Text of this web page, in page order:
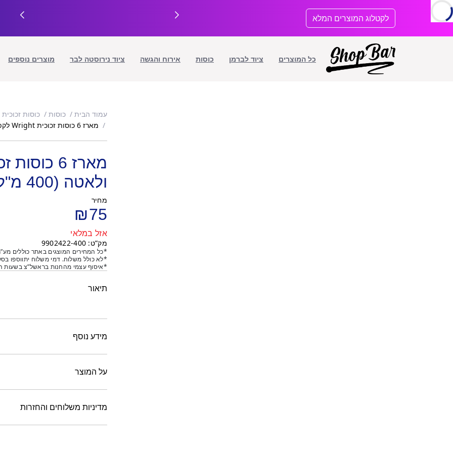
לתוכן
לקטלוג המוצרים המלא
כל המוצרים ציוד לברמן כוסות אירוח והגשה ציוד נירוסטה לבר מוצרים נוספים
עמוד הבית כוסות כוסות זכוכית
מארז 6 כוסות זכוכית Wright לקפה קר ולאטה (400 מ"ל)
ולאטה (400 מ"ל)
מחיר
₪75
אזל במלאי
מק”ט: 9902422-400
*כל המחירים המוצגים באתר כוללים
*לא כולל משלוח. דמי משלוח יתווספו
*איסוף עצמי מהחנות בראשל”צ בשעות
תיאור
מידע נוסף
על המוצר
מדיניות משלוחים והחזרות